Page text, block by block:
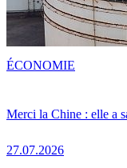
Merci la Chine : elle a
27.07.2026
ÉCONOMIE